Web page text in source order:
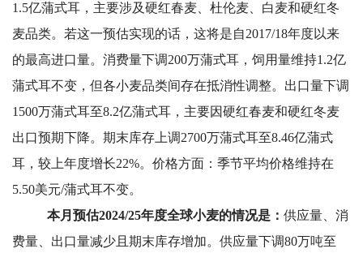
1.5亿蒲式耳，主要涉及硬红春麦、杜伦麦、白麦和硬红冬
麦品类。若这一预估实现的话，这将是自2017/18年度以来
的最高进口量。消费量下调200万蒲式耳，饲用量维持1.2亿
蒲式耳不变，但各小麦品类间存在抵消性调整。出口量下调
1500万蒲式耳至8.2亿蒲式耳，主要因硬红春麦和硬红冬麦
出口预期下降。期末库存上调2700万蒲式耳至8.46亿蒲式
耳，较上年度增长22%。价格方面：季节平均价格维持在
5.50美元/蒲式耳不变。
本月预估2024/25年度全球小麦的情况是： 供应量、消
费量、出口量减少且期末库存增加。供应量下调80万吨至